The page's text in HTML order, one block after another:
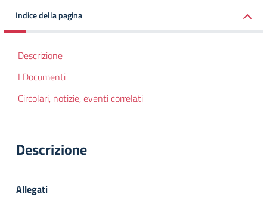
Indice della pagina
Descrizione
I Documenti
Circolari, notizie, eventi correlati
Descrizione
Allegati